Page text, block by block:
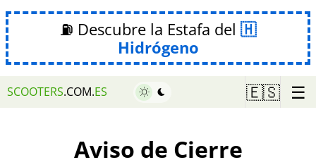
⛽ Descubre la Estafa del
Hidrógeno
SCOOTERS.COM.ES 🇪🇸 ☰
Aviso de Cierre